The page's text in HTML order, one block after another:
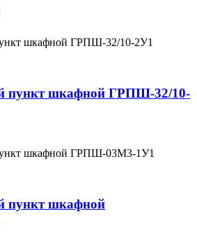
пункт шкафной ГРПШ-32/10-
пункт шкафной